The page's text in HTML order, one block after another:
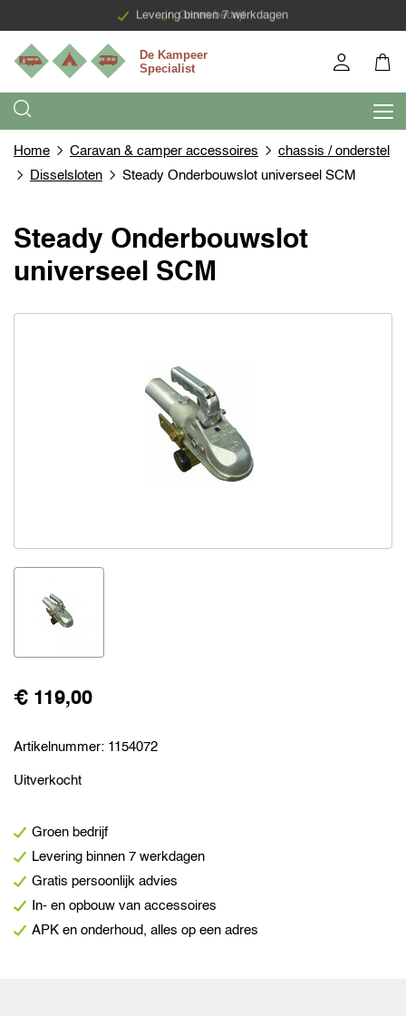
Groen bedrijf
Levering binnen 7 werkdagen
Home Caravan & camper accessoires
chassis / onderstel
Disselsloten
Steady Onderbouwslot universeel SCM
Steady Onderbouwslot
universeel SCM
€ 119,00
Artikelnummer: 1154072
Uitverkocht
Groen bedrijf
Levering binnen 7 werkdagen
Gratis persoonlijk advies
In- en opbouw van accessoires
APK en onderhoud, alles op een adres